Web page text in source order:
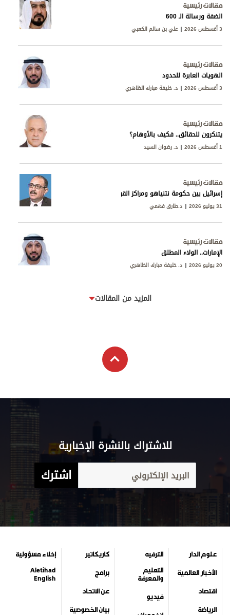
مقالات رئيسية
الضفة ورسالة الـ 600
3 أغسطس 2026 علي بن سالم الكعبي
مقالات رئيسية
الهويات العابرة للحدود
3 أغسطس 2026 د. خليفة مبارك الظاهري
مقالات رئيسية
يتنكرون للحقائق.. فكيف بالأوهام؟
1 أغسطس 2026 د. رضوان السيد
مقالات رئيسية
إسرائيل بين حكومة نتنياهو ومراكز القوى
31 يوليو 2026 د.طارق فهمي
مقالات رئيسية
الإمارات.. الولاء المطلق
20 يوليو 2026 د. خليفة مبارك الظاهري
المزيد من المقالات
للاشتراك بالنشرة الإخبارية
اشترك
علوم الدار
الأخبار العالمية
اقتصاد
الرياضة
الترفيه
التعليم
والمعرفة
فيديو
كاريكاتير
برامج
عن الاتحاد
بيان الخصوصية
إخلاء مسؤولية
Aletihad
English